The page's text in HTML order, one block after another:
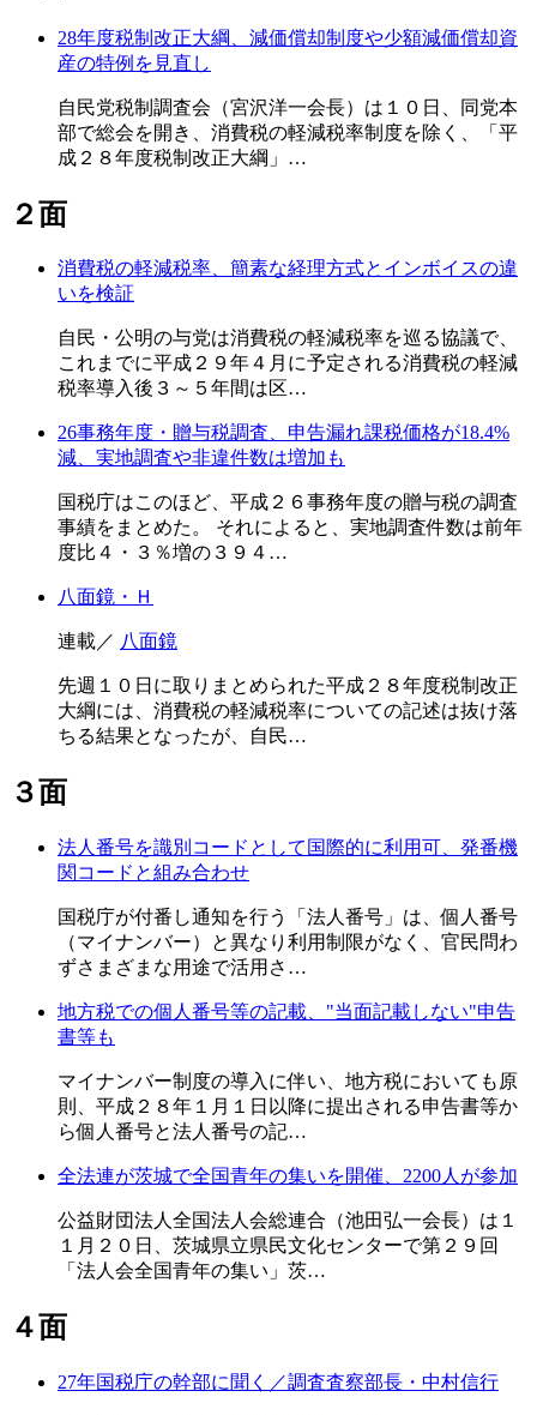
28年度税制改正大綱、減価償却制度や少額減価償却資
産の特例を見直し
自民党税制調査会（宮沢洋一会長）は１０日、同党本
部で総会を開き、消費税の軽減税率制度を除く、「平
成２８年度税制改正大綱」…
２面
消費税の軽減税率、簡素な経理方式とインボイスの違
いを検証
自民・公明の与党は消費税の軽減税率を巡る協議で、
これまでに平成２９年４月に予定される消費税の軽減
税率導入後３～５年間は区…
26事務年度・贈与税調査、申告漏れ課税価格が18.4%
減、実地調査や非違件数は増加も
国税庁はこのほど、平成２６事務年度の贈与税の調査
事績をまとめた。 それによると、実地調査件数は前年
度比４・３％増の３９４…
八面鏡・Ｈ
連載／ 八面鏡
先週１０日に取りまとめられた平成２８年度税制改正
大綱には、消費税の軽減税率についての記述は抜け落
ちる結果となったが、自民…
３面
法人番号を識別コードとして国際的に利用可、発番機
関コードと組み合わせ
国税庁が付番し通知を行う「法人番号」は、個人番号
（マイナンバー）と異なり利用制限がなく、官民問わ
ずさまざまな用途で活用さ…
地方税での個人番号等の記載、"当面記載しない"申告
書等も
マイナンバー制度の導入に伴い、地方税においても原
則、平成２８年１月１日以降に提出される申告書等か
ら個人番号と法人番号の記…
全法連が茨城で全国青年の集いを開催、2200人が参加
公益財団法人全国法人会総連合（池田弘一会長）は１
１月２０日、茨城県立県民文化センターで第２９回
「法人会全国青年の集い」茨…
４面
27年国税庁の幹部に聞く／調査査察部長・中村信行